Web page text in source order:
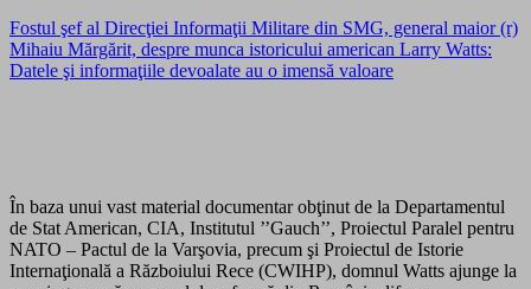
Fostul şef al Direcţiei Informaţii Militare din SMG, general maior (r)
Mihaiu Mărgărit, despre munca istoricului american Larry Watts:
Datele şi informaţiile devoalate au o imensă valoare
În baza unui vast material documentar obţinut de la Departamentul
de Stat American, CIA, Institutul ’’Gauch’’, Proiectul Paralel pentru
NATO – Pactul de la Varşovia, precum şi Proiectul de Istorie
Internaţională a Războiului Rece (CWIHP), domnul Watts ajunge la